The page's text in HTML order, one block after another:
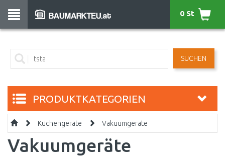
SUCHEN
0 St
PRODUKTKATEGORIEN
Küchengeräte Vakuumgeräte
Vakuumgeräte